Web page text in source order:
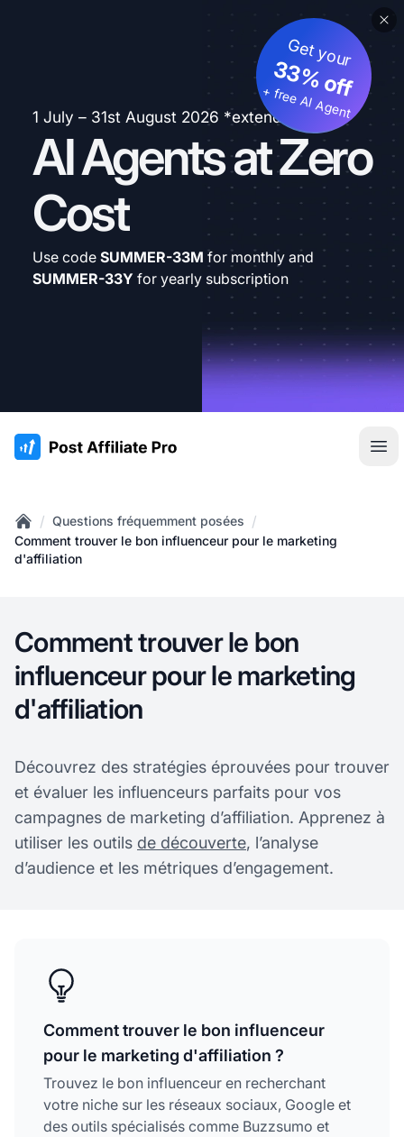
1 July – 31st August 2026 *extended
AI Agents at Zero
Cost
Get your
33% off
+ free AI Agent
Use code SUMMER-33M for monthly and
SUMMER-33Y for yearly subscription
:site.title
Home
/ Questions fréquemment posées /
Comment trouver le bon influenceur pour le marketing
d'affiliation
Comment trouver le bon
influenceur pour le marketing
d'affiliation
Découvrez des stratégies éprouvées pour trouver
et évaluer les influenceurs parfaits pour vos
campagnes de marketing d’affiliation. Apprenez à
utiliser les outils de découverte, l’analyse
d’audience et les métriques d’engagement.
Comment trouver le bon influenceur
pour le marketing d'affiliation ?
Trouvez le bon influenceur en recherchant
votre niche sur les réseaux sociaux, Google et
des outils spécialisés comme Buzzsumo et